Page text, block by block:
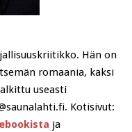
Hän on
romaania, kaksi
useasti
Kotisivut:
ja